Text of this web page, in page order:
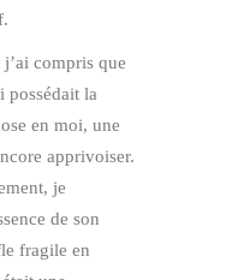
compris que
possédait la
en moi, une
apprivoiser.
je
de son
fragile en